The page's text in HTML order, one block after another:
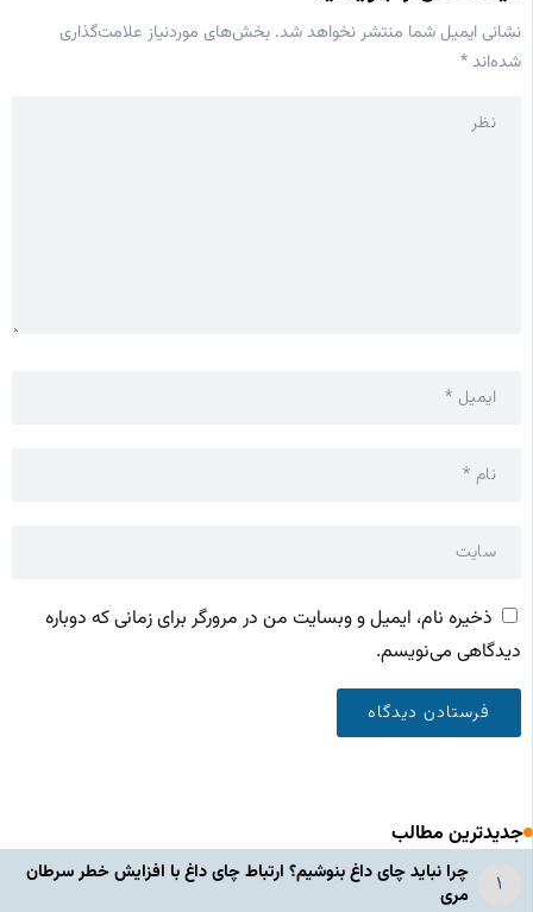
نشانی ایمیل شما منتشر نخواهد شد. بخش‌های موردنیاز علامت‌گذاری
شده‌اند*
ذخیره نام، ایمیل و وبسایت من در مرورگر برای زمانی که دوباره
دیدگاهی می‌نویسم.
جدیدترین مطالب
چرا نباید چای داغ بنوشیم؟ ارتباط چای داغ با افزایش خطر سرطان
مری